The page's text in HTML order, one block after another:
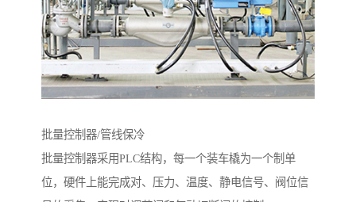
批量控制器/管线保冷
批量控制器采用PLC结构，每一个装车橇为一个制单
位，硬件上能完成对、压力、温度、静电信号、阀位信